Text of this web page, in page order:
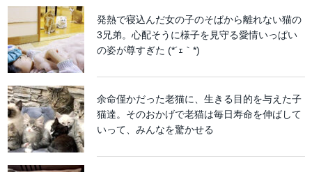
発熱で寝込んだ女の子のそばから離れない猫の
3兄弟。心配そうに様子を見守る愛情いっぱい
の姿が尊すぎた (*´ｪ｀*)
余命僅かだった老猫に、生きる目的を与えた子
猫達。そのおかげで老猫は毎日寿命を伸ばして
いって、みんなを驚かせる